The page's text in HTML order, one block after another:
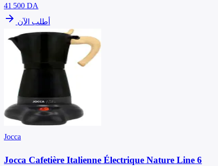
41 500 DA
arrow_forward أطلب الآن
Jocca
Jocca Cafetière Italienne Électrique Nature Line 6